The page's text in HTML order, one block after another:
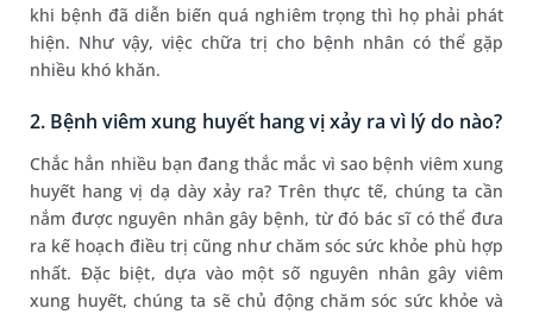
khi bệnh đã diễn biến quá nghiêm trọng thì họ phải phát
hiện. Như vậy, việc chữa trị cho bệnh nhân có thể gặp
nhiều khó khăn.
2. Bệnh viêm xung huyết hang vị xảy ra vì lý do nào?
Chắc hẳn nhiều bạn đang thắc mắc vì sao bệnh viêm xung
huyết hang vị dạ dày xảy ra? Trên thực tế, chúng ta cần
nắm được nguyên nhân gây bệnh, từ đó bác sĩ có thể đưa
ra kế hoạch điều trị cũng như chăm sóc sức khỏe phù hợp
nhất. Đặc biệt, dựa vào một số nguyên nhân gây viêm
xung huyết, chúng ta sẽ chủ động chăm sóc sức khỏe và